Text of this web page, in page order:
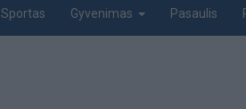
Sportas Gyvenimas Pasaulis